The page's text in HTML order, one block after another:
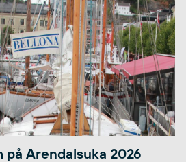
på Arendalsuka 2026